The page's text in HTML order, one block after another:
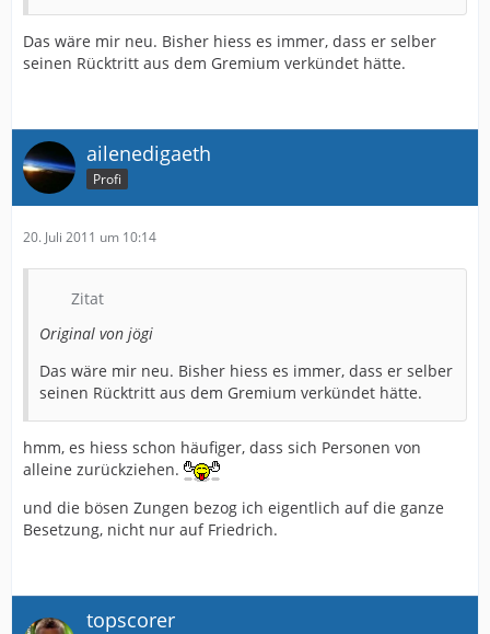
Das wäre mir neu. Bisher hiess es immer, dass er selber
seinen Rücktritt aus dem Gremium verkündet hätte.
ailenedigaeth
Profi
20. Juli 2011 um 10:14
Zitat
Original von jögi
Das wäre mir neu. Bisher hiess es immer, dass er selber
seinen Rücktritt aus dem Gremium verkündet hätte.
hmm, es hiess schon häufiger, dass sich Personen von
alleine zurückziehen.
und die bösen Zungen bezog ich eigentlich auf die ganze
Besetzung, nicht nur auf Friedrich.
topscorer